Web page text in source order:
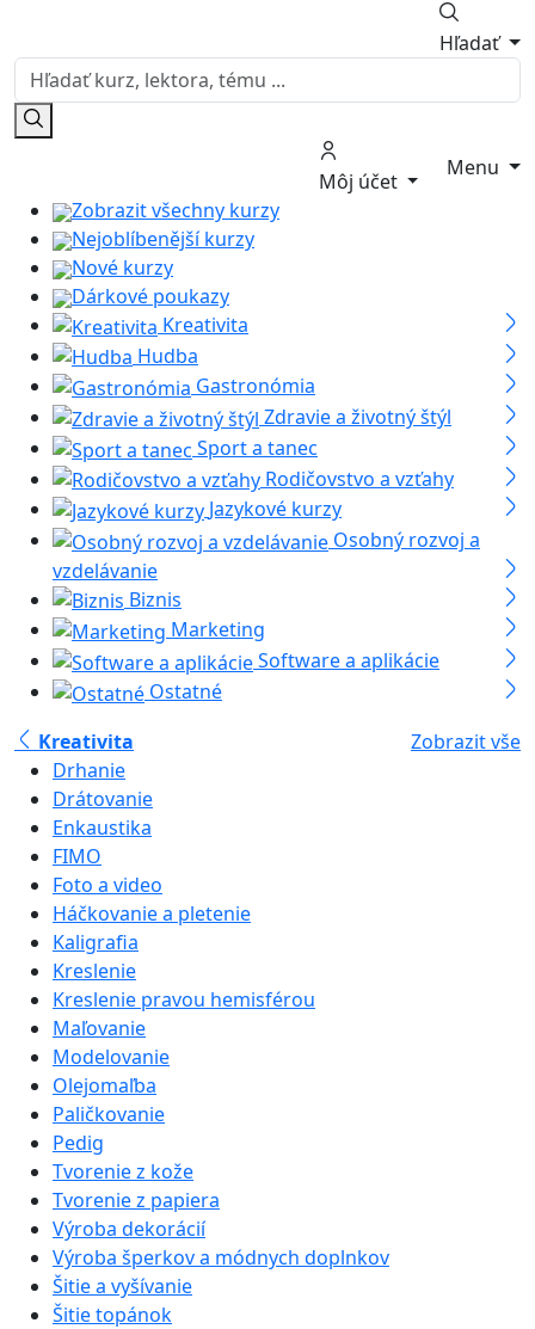
Hľadať
Môj účet
Menu
Zobrazit všechny kurzy
Nejoblíbenější kurzy
Nové kurzy
Dárkové poukazy
Kreativita
Hudba
Gastronómia
Zdravie a životný štýl
Sport a tanec
Rodičovstvo a vzťahy
Jazykové kurzy
Osobný rozvoj a
vzdelávanie
Biznis
Marketing
Software a aplikácie
Ostatné
Kreativita
Zobrazit vše
Drhanie
Drátovanie
Enkaustika
FIMO
Foto a video
Háčkovanie a pletenie
Kaligrafia
Kreslenie
Kreslenie pravou hemisférou
Maľovanie
Modelovanie
Olejomaľba
Paličkovanie
Pedig
Tvorenie z kože
Tvorenie z papiera
Výroba dekorácií
Výroba šperkov a módnych doplnkov
Šitie a vyšívanie
Šitie topánok